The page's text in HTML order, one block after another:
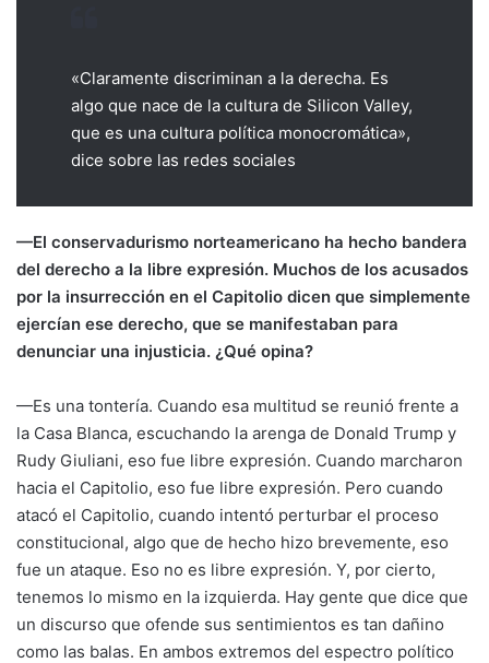
«Claramente discriminan a la derecha. Es
algo que nace de la cultura de Silicon Valley,
que es una cultura política monocromática»,
dice sobre las redes sociales
—El conservadurismo norteamericano ha hecho bandera
del derecho a la libre expresión. Muchos de los acusados
por la insurrección en el Capitolio dicen que simplemente
ejercían ese derecho, que se manifestaban para
denunciar una injusticia. ¿Qué opina?
—Es una tontería. Cuando esa multitud se reunió frente a
la Casa Blanca, escuchando la arenga de Donald Trump y
Rudy Giuliani, eso fue libre expresión. Cuando marcharon
hacia el Capitolio, eso fue libre expresión. Pero cuando
atacó el Capitolio, cuando intentó perturbar el proceso
constitucional, algo que de hecho hizo brevemente, eso
fue un ataque. Eso no es libre expresión. Y, por cierto,
tenemos lo mismo en la izquierda. Hay gente que dice que
un discurso que ofende sus sentimientos es tan dañino
como las balas. En ambos extremos del espectro político